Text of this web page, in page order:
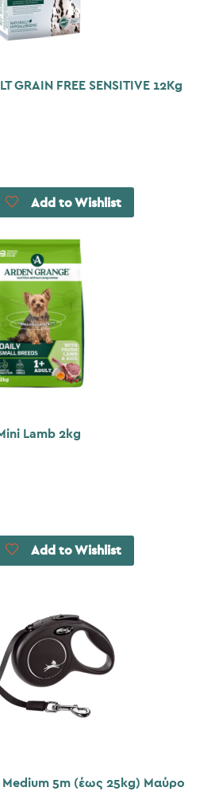
GRAIN FREE SENSITIVE 12Kg
Add to Wishlist
Lamb 2kg
Add to Wishlist
Medium 5m (έως 25kg) Μαύρο